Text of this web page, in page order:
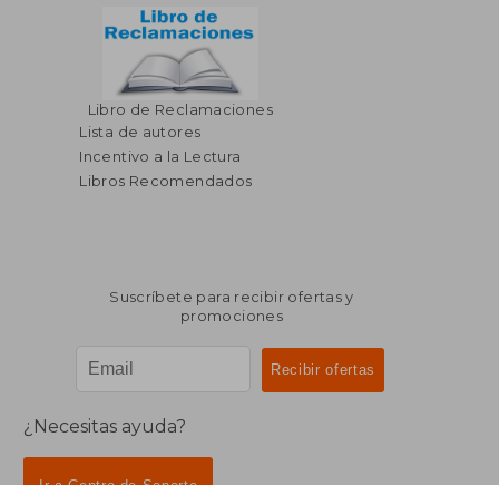
Libro de Reclamaciones
Lista de autores
Incentivo a la Lectura
Libros Recomendados
Suscríbete para recibir ofertas y
promociones
¿Necesitas ayuda?